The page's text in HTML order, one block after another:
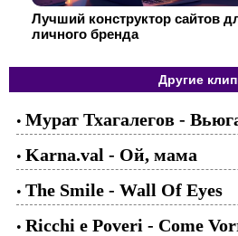
Лучший конструктор сайтов
личного бренда
Другие
• Мурат Тхагалегов -
• Karna.val - Ой, мама
• The Smile - Wall Of Eyes
• Ricchi e Poveri - Come